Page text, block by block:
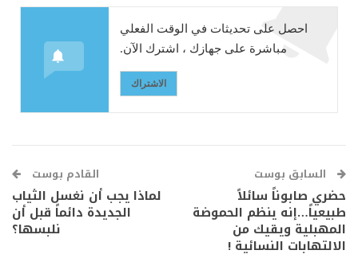
احصل على تحديثات في الوقت الفعلي
مباشرة على جهازك ، اشترك الآن.
الاشتراك
السابق بوست
حضري صابوناً سائلاً
طبيعياً…إنه ينظم الحموضة
المهبلية ويقيك من
الالتهابات النسائية !
القادم بوست
لماذا يجب أن نغسل الثياب
الجديدة دائماً قبل أن
نلبسها؟